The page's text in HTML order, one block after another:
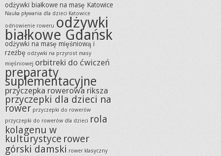
odżywki białkowe na masę Katowice
Nauka pływania dla dzieci Katowice
odnowienie roweru odżywki
białkowe Gdańsk
odżywki na masę mięśniową i
rzeźbę odżywki na przyrost masy
mięśniowej orbitreki do ćwiczeń
preparaty
suplementacyjne
przyczepka rowerowa riksza
przyczepki dla dzieci na
rower przyczepki do rowerów
przyczepki do rowerów dla dzieci rola
kolagenu w
kulturystyce rower
górski damski rower klasyczny